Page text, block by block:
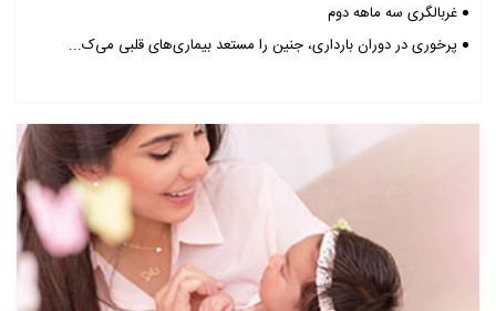
غربالگری سه ماهه دوم
پرخوری در دوران بارداری، جنین را مستعد بیماری‌های‌ قلبی می‌ک...